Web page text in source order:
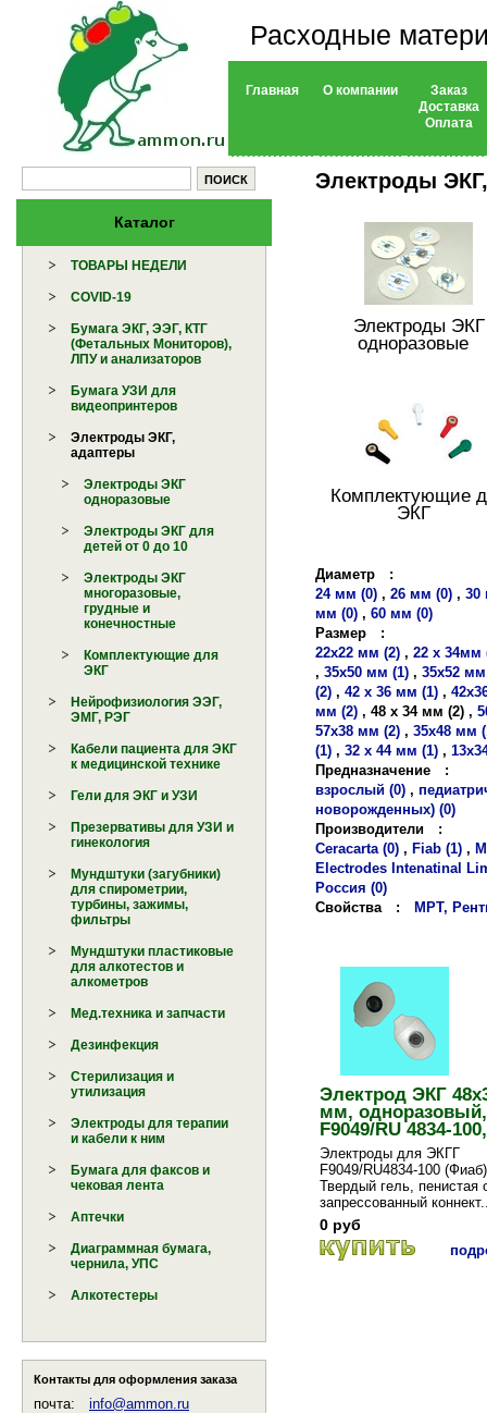
Расходные
Главная О компании
Заказ
Доставка
Оплата
Каталог
ТОВАРЫ НЕДЕЛИ
COVID-19
Бумага ЭКГ, ЭЭГ, КТГ
(Фетальных Мониторов),
ЛПУ и анализаторов
Бумага УЗИ для
видеопринтеров
Электроды ЭКГ,
адаптеры
Электроды ЭКГ
одноразовые
Электроды ЭКГ для
детей от 0 до 10
Электроды ЭКГ
многоразовые,
грудные и
конечностные
Комплектующие для
ЭКГ
Нейрофизиология ЭЭГ,
ЭМГ, РЭГ
Кабели пациента для ЭКГ
к медицинской технике
Гели для ЭКГ и УЗИ
Презервативы для УЗИ и
гинекология
Мундштуки (загубники)
для спирометрии,
турбины, зажимы,
фильтры
Мундштуки пластиковые
для алкотестов и
алкометров
Мед.техника и запчасти
Дезинфекция
Стерилизация и
утилизация
Электроды для терапии
и кабели к ним
Бумага для факсов и
чековая лента
Аптечки
Диаграммная бумага,
чернила, УПС
Алкотестеры
Контакты для оформления заказа
почта:
info@ammon.ru
Электроды
Электроды ЭКГ
одноразовые
Комплектующие
ЭКГ
Диаметр
:
24 мм (0) , 26 мм (0) , 30
мм (0) , 60 мм (0)
Размер
:
22х22 мм (2) , 22 х 34мм
, 35х50 мм (1) , 35х52 мм
(2) , 42 х 36 мм (1) ,
мм (2) , 48 х 34 мм (2) ,
57х38 мм (2) , 35х48 мм
(1) , 32 х 44 мм (1) ,
Предназначение
:
взрослый (0) ,
новорожденных) (0)
Производители
:
Ceracarta (0) , Fiab (1) ,
Electrodes Intenatinal
Россия (0)
Свойства
: МРТ,
Электрод ЭКГ
мм, одноразовый,
F9049/RU 4834-
Электроды для ЭКГГ
F9049/RU4834-100
Твердый гель, пенистая
запрессованный
0 руб